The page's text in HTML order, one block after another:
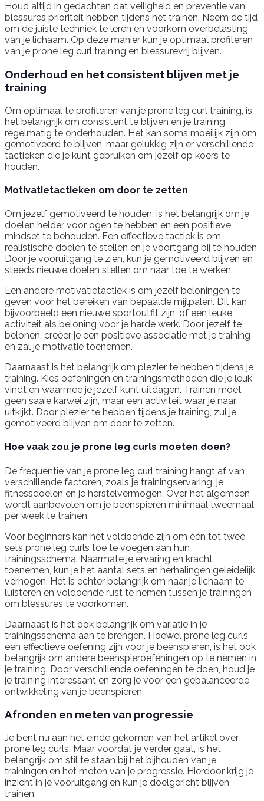
Houd altijd in gedachten dat veiligheid en preventie van
blessures prioriteit hebben tijdens het trainen. Neem de tijd
om de juiste techniek te leren en voorkom overbelasting
van je lichaam. Op deze manier kun je optimaal profiteren
van je prone leg curl training en blessurevrij blijven.
Onderhoud en het consistent blijven met je
training
Om optimaal te profiteren van je prone leg curl training, is
het belangrijk om consistent te blijven en je training
regelmatig te onderhouden. Het kan soms moeilijk zijn om
gemotiveerd te blijven, maar gelukkig zijn er verschillende
tactieken die je kunt gebruiken om jezelf op koers te
houden.
Motivatietactieken om door te zetten
Om jezelf gemotiveerd te houden, is het belangrijk om je
doelen helder voor ogen te hebben en een positieve
mindset te behouden. Een effectieve tactiek is om
realistische doelen te stellen en je voortgang bij te houden.
Door je vooruitgang te zien, kun je gemotiveerd blijven en
steeds nieuwe doelen stellen om naar toe te werken.
Een andere motivatietactiek is om jezelf beloningen te
geven voor het bereiken van bepaalde mijlpalen. Dit kan
bijvoorbeeld een nieuwe sportoutfit zijn, of een leuke
activiteit als beloning voor je harde werk. Door jezelf te
belonen, creëer je een positieve associatie met je training
en zal je motivatie toenemen.
Daarnaast is het belangrijk om plezier te hebben tijdens je
training. Kies oefeningen en trainingsmethoden die je leuk
vindt en waarmee je jezelf kunt uitdagen. Trainen moet
geen saaie karwei zijn, maar een activiteit waar je naar
uitkijkt. Door plezier te hebben tijdens je training, zul je
gemotiveerd blijven om door te zetten.
Hoe vaak zou je prone leg curls moeten doen?
De frequentie van je prone leg curl training hangt af van
verschillende factoren, zoals je trainingservaring, je
fitnessdoelen en je herstelvermogen. Over het algemeen
wordt aanbevolen om je beenspieren minimaal tweemaal
per week te trainen.
Voor beginners kan het voldoende zijn om één tot twee
sets prone leg curls toe te voegen aan hun
trainingsschema. Naarmate je ervaring en kracht
toenemen, kun je het aantal sets en herhalingen geleidelijk
verhogen. Het is echter belangrijk om naar je lichaam te
luisteren en voldoende rust te nemen tussen je trainingen
om blessures te voorkomen.
Daarnaast is het ook belangrijk om variatie in je
trainingsschema aan te brengen. Hoewel prone leg curls
een effectieve oefening zijn voor je beenspieren, is het ook
belangrijk om andere beenspieroefeningen op te nemen in
je training. Door verschillende oefeningen te doen, houd je
je training interessant en zorg je voor een gebalanceerde
ontwikkeling van je beenspieren.
Afronden en meten van progressie
Je bent nu aan het einde gekomen van het artikel over
prone leg curls. Maar voordat je verder gaat, is het
belangrijk om stil te staan bij het bijhouden van je
trainingen en het meten van je progressie. Hierdoor krijg je
inzicht in je vooruitgang en kun je doelgericht blijven
trainen.